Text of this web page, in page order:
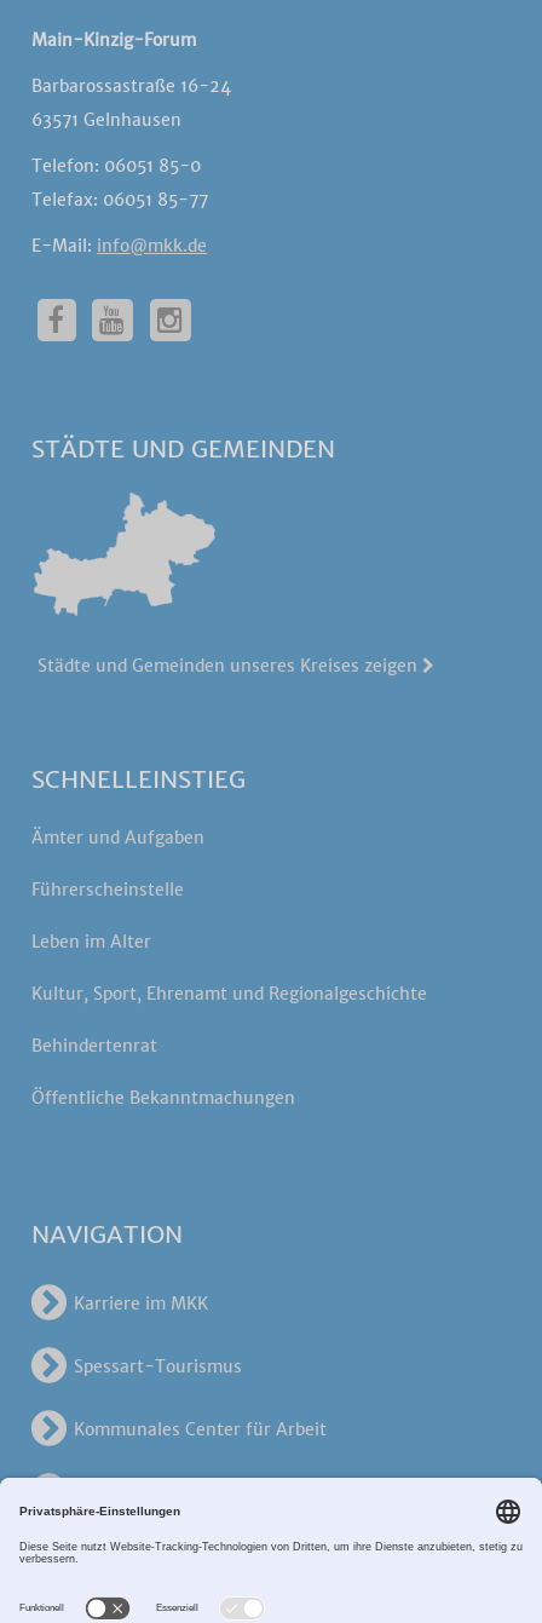
Main-Kinzig-Forum
Barbarossastraße 16-24
63571 Gelnhausen
Telefon: 06051 85-0
Telefax: 06051 85-77
E-Mail: info@mkk.de
STÄDTE UND GEMEINDEN
Städte und Gemeinden unseres Kreises zeigen
SCHNELLEINSTIEG
Ämter und Aufgaben
Führerscheinstelle
Leben im Alter
Kultur, Sport, Ehrenamt und Regionalgeschichte
Behindertenrat
Öffentliche Bekanntmachungen
NAVIGATION
Karriere im MKK
Spessart-Tourismus
Kommunales Center für Arbeit
Alten- und Pflegezentren
Breitband MKK